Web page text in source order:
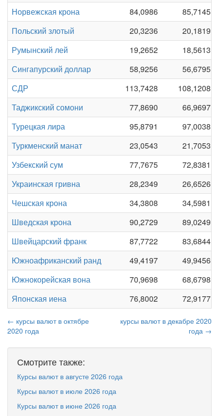
Норвежская крона
84,0986
85,7145
Польский злотый
20,3236
20,1819
Румынский лей
19,2652
18,5613
Сингапурский доллар
58,9256
56,6795
СДР
113,7428
108,1208
Таджикский сомони
77,8690
66,9697
Турецкая лира
95,8791
97,0038
Туркменский манат
23,0543
21,7053
Узбекский сум
77,7675
72,8381
Украинская гривна
28,2349
26,6526
Чешская крона
34,3808
34,5981
Шведская крона
90,2729
89,0249
Швейцарский франк
87,7722
83,6844
Южноафриканский ранд
49,4197
49,9456
Южнокорейская вона
70,9698
68,6798
Японская иена
76,8002 72,9177
← курсы валют в октябре
2020 года
курсы валют в декабре 2020
года →
Смотрите также:
Курсы валют в августе 2026 года
Курсы валют в июле 2026 года
Курсы валют в июне 2026 года